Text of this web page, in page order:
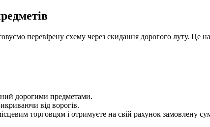
перевірену схему через скидання дорогого луту. Це
дорогими предметами.
від ворогів.
торговцям і отримуєте на свій рахунок замовлену